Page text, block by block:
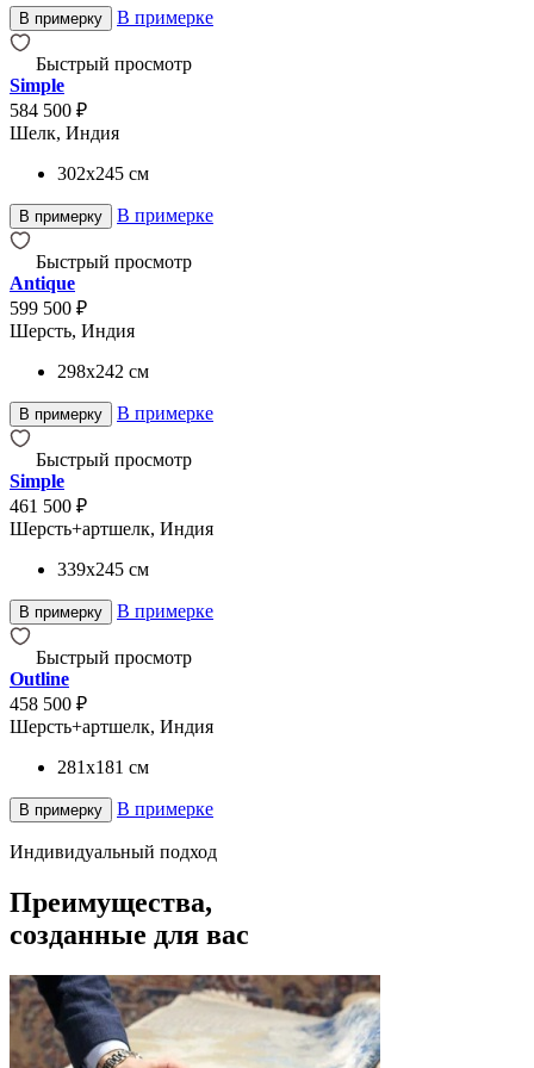
В примерку В примерке
Быстрый просмотр
Simple
584 500 ₽
Шелк, Индия
302x245 см
В примерку В примерке
Быстрый просмотр
Antique
599 500 ₽
Шерсть, Индия
298x242 см
В примерку В примерке
Быстрый просмотр
Simple
461 500 ₽
Шерсть+артшелк, Индия
339x245 см
В примерку В примерке
Быстрый просмотр
Outline
458 500 ₽
Шерсть+артшелк, Индия
281x181 см
В примерку В примерке
Индивидуальный подход
Преимущества,
созданные для вас